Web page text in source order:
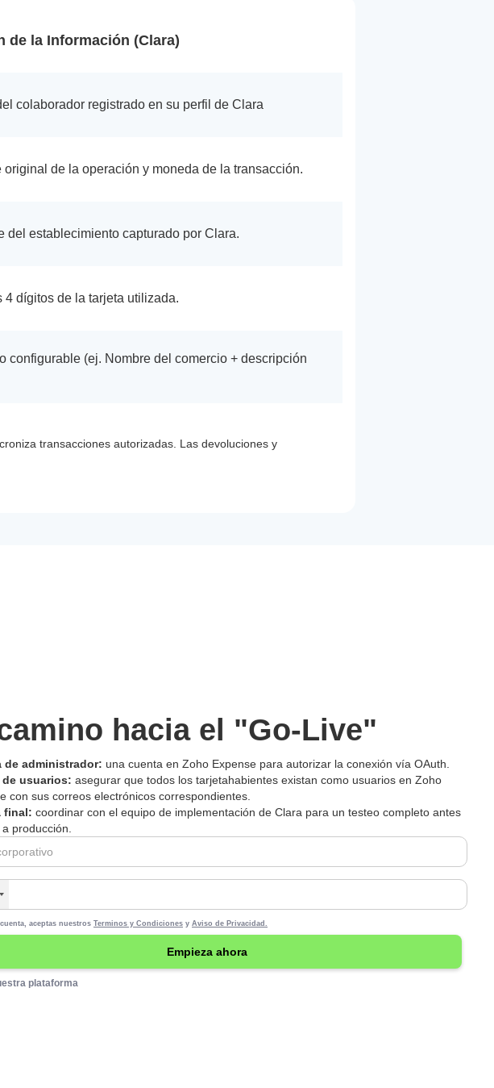
de la Información (Clara)
colaborador registrado en su perfil de Clara
original de la operación y moneda de la transacción.
del establecimiento capturado por Clara.
4 dígitos de la tarjeta utilizada.
configurable (ej. Nombre del comercio + descripción
transacciones autorizadas. Las devoluciones y
hacia el "Go-Live"
de administrador: una cuenta en Zoho Expense para autorizar la conexión vía OAuth.
de usuarios: asegurar que todos los tarjetahabientes existan como usuarios en Zoho
con sus correos electrónicos correspondientes.
final: coordinar con el equipo de implementación de Clara para un testeo completo antes
producción.
aceptas nuestros Terminos y Condiciones y Aviso de Privacidad.
plataforma